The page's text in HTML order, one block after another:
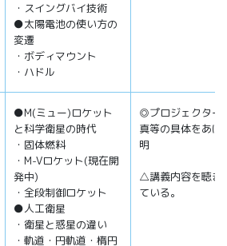
・スイングバイ技術
●太陽電池の使い方の
変遷
・ボディマウント
・ハドル
●Μ(ミュー)ロケット
と科学衛星の時代
・固体燃料
・M-Vロケット(現在開
発中)
・全段制御ロケット
●人工衛星
・衛星と惑星の違い
・軌道・円軌道・楕円
◎プロジェクター
真等の具体をあげ
明
△講義内容を聴き
ている。